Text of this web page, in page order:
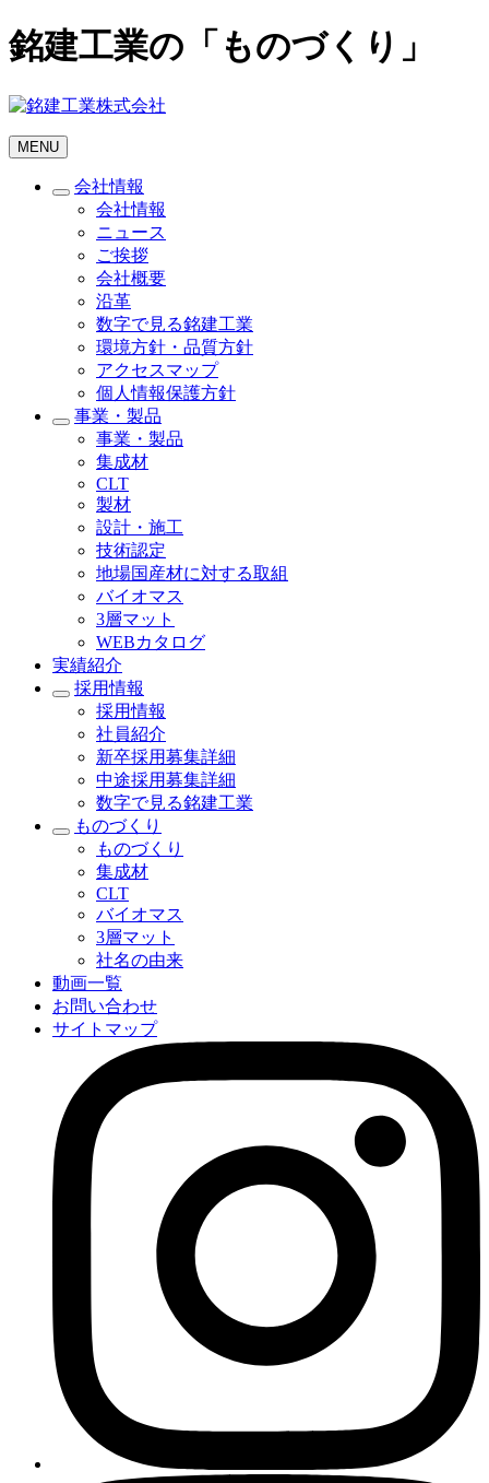
銘建工業の「ものづくり」
MENU
会社情報
会社情報
ニュース
ご挨拶
会社概要
沿革
数字で見る銘建工業
環境方針・品質方針
アクセスマップ
個人情報保護方針
事業・製品
事業・製品
集成材
CLT
製材
設計・施工
技術認定
地場国産材に対する取組
バイオマス
3層マット
WEBカタログ
実績紹介
採用情報
採用情報
社員紹介
新卒採用募集詳細
中途採用募集詳細
数字で見る銘建工業
ものづくり
ものづくり
集成材
CLT
バイオマス
3層マット
社名の由来
動画一覧
お問い合わせ
サイトマップ